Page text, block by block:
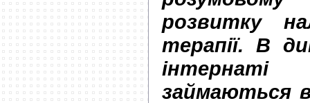
розвитку
терапії. В
займаються в